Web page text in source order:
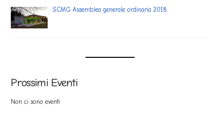
SCMG Assemblea generale ordinaria 2018
Prossimi Eventi
Non ci sono eventi